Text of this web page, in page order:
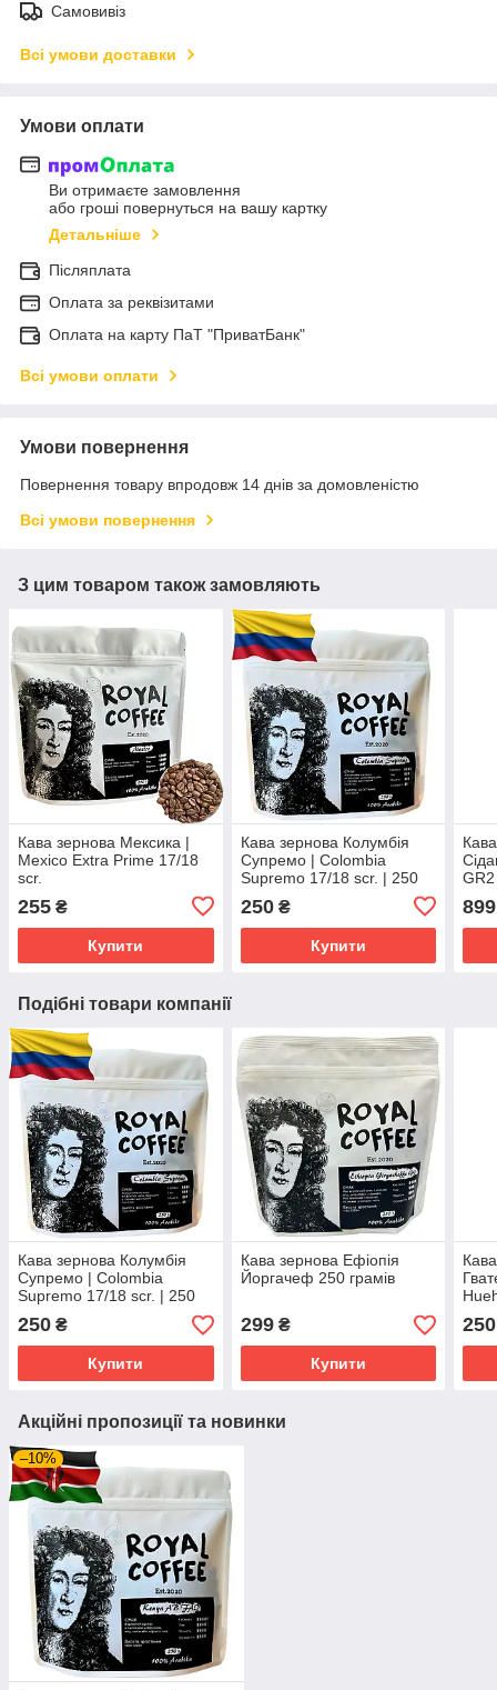
Самовивіз
Всі умови доставки
Умови оплати
Ви отримаєте замовлення
або гроші повернуться на вашу картку
Детальніше
Післяплата
Оплата за реквізитами
Оплата на карту ПаТ "ПриватБанк"
Всі умови оплати
Умови повернення
Повернення товару впродовж 14 днів за домовленістю
Всі умови повернення
З цим товаром також замовляють
Кава зернова Мексика |
Mexico Extra Prime 17/18
scr.
255 ₴
Купити
Кава зернова Колумбія
Супремо | Colombia
Supremo 17/18 scr. | 250
250₴
Купити
GR2
899
Подібні товари компанії
Кава зернова Колумбія
Супремо | Colombia
Supremo 17/18 scr. | 250
грамів
250 ₴
Купити
Кава зернова Ефіопія
Йоргачеф 250 грамів
299₴
Купити
250
Акційні пропозиції та новинки
–10%